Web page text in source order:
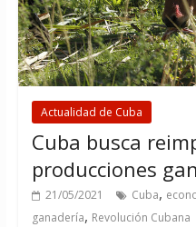
Actualidad de Cuba
Cuba busca
producciones
21/05/2021 Cuba,
ganadería, Revolución Cubana